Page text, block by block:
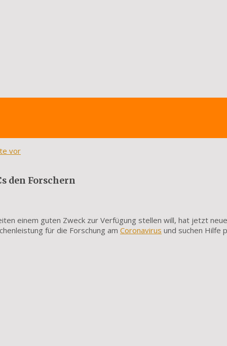
vor
den Forschern
einem guten Zweck zur Verfügung stellen will, hat jetzt neue
für die Forschung am Coronavirus und suchen Hilfe